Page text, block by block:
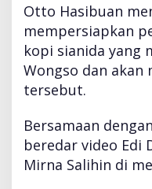
j
k
a
n
A
a
Otto Hasibuan
mempersiapkan
kopi sianida yang
Wongso dan
tersebut.
Bersamaan
beredar video Edi
Mirna Salihin di